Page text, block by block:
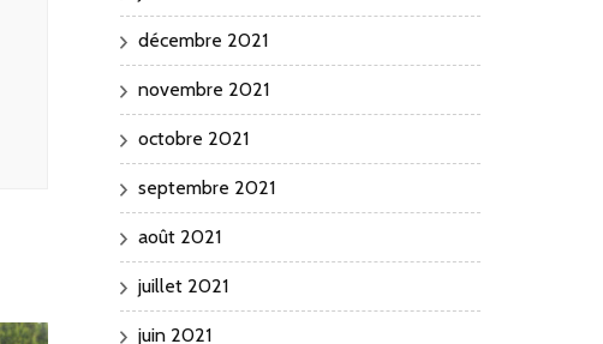
décembre 2021
novembre 2021
octobre 2021
septembre 2021
août 2021
juillet 2021
juin 2021